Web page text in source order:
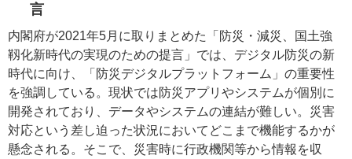
言
内閣府が2021年5月に取りまとめた「防災・減災、国土強
靱化新時代の実現のための提言」では、デジタル防災の新
時代に向け、「防災デジタルプラットフォーム」の重要性
を強調している。現状では防災アプリやシステムが個別に
開発されており、データやシステムの連結が難しい。災害
対応という差し迫った状況においてどこまで機能するかが
懸念される。そこで、災害時に行政機関等から情報を収